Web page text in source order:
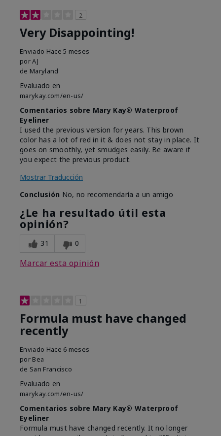
2
Very Disappointing!
Enviado Hace 5 meses
porAJ
de Maryland
Evaluado en
marykay.com/en-us/
Comentarios sobre Mary Kay® Waterproof
Eyeliner
I used the previous version for years. This brown
color has a lot of red in it & does not stay in place. It
goes on smoothly, yet smudges easily. Be aware if
you expect the previous product.
Mostrar Traducción
Conclusión No, no recomendaría a un amigo
¿Le ha resultado útil esta
opinión?
31 0
Marcar esta opinión
1
Formula must have changed
recently
Enviado Hace 6 meses
por Bea
de San Francisco
Evaluado en
marykay.com/en-us/
Comentarios sobre Mary Kay® Waterproof
Eyeliner
Formula must have changed recently. It no longer